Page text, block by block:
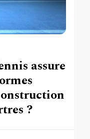
assure
?